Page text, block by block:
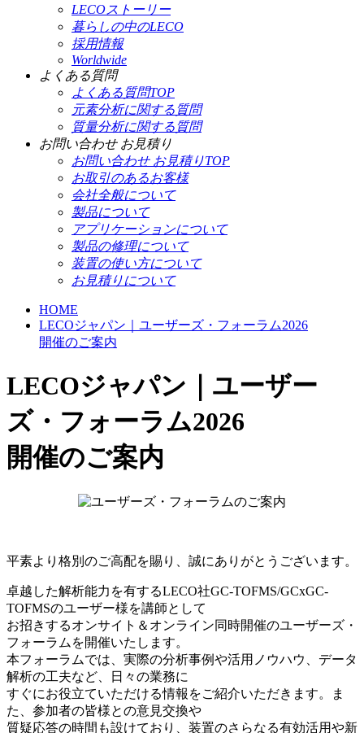
LECOストーリー
暮らしの中のLECO
採用情報
Worldwide
よくある質問
よくある質問TOP
元素分析に関する質問
質量分析に関する質問
お問い合わせ お見積り
お問い合わせ お見積りTOP
お取引のあるお客様
会社全般について
製品について
アプリケーションについて
製品の修理について
装置の使い方について
お見積りについて
HOME
LECOジャパン｜ユーザーズ・フォーラム2026
開催のご案内
LECOジャパン｜ユーザー
ズ・フォーラム2026
開催のご案内
平素より格別のご高配を賜り、誠にありがとうございます。
卓越した解析能力を有するLECO社GC-TOFMS/GCxGC-
TOFMSのユーザー様を講師として
お招きするオンサイト＆オンライン同時開催のユーザーズ・
フォーラムを開催いたします。
本フォーラムでは、実際の分析事例や活用ノウハウ、データ
解析の工夫など、日々の業務に
すぐにお役立ていただける情報をご紹介いただきます。ま
た、参加者の皆様との意見交換や
質疑応答の時間も設けており、装置のさらなる有効活用や新